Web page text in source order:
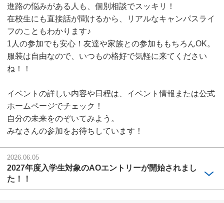
進路の悩みがある人も、個別相談でスッキリ！
在校生にも直接話が聞けるから、リアルなキャンパスライ
フのこともわかります♪
1人の参加でも安心！友達や家族との参加ももちろんOK。
服装は自由なので、いつもの格好で気軽に来てください
ね！！
イベントの詳しい内容や日程は、イベント情報または公式
ホームページでチェック！
自分の未来をのぞいてみよう。
みなさんの参加をお待ちしています！
2026.06.05
2027年度入学生対象のAOエントリーが開始されまし
た！！